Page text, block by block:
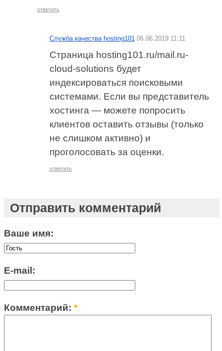
ответить
Служба качества hosting101 06.06.2019 11:11
Страница hosting101.ru/mail.ru-
cloud-solutions будет
индексироваться поисковыми
системами. Если вы представитель
хостинга — можете попросить
клиентов оставить отзывы (только
не слишком активно) и
проголосовать за оценки.
ответить
Отправить комментарий
Ваше имя:
E-mail:
Комментарий:*